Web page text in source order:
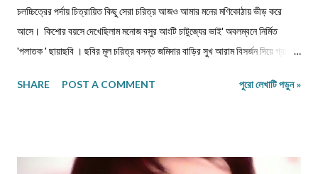
চলচ্চিত্রের পর্দায় চিত্রায়িত কিছু সেরা চরিত্র আজও আমার মনের মণিকোঠায় ভীড় করে
আসে। কিশোর বয়সে দেখেছিলাম মনোজ বসুর আংটি চাটুজ্যের ভাই' অবলম্বনে নির্মিত
'পলাতক ' ছায়াছবি ‌। ছবির মূল চরিত্র বসন্ত জমিদার বাড়ির সুখ আরাম বিসর্জন দিয়ে গ্রামের
নিজেকে একাত্ম করে নিয়ে ভেবেছি, এমনটা যদি আমি পারতাম। ছবিতে বসন্ত জীবন পথের
মুক্তি আলোয় আলোয়, আমার মুক্তি ধূলায় ধূলায় ঘাসে ঘাসে। যৌবনকালে দেখা রমাপদ
SHARE POST A COMMENT পুরো লেখাটি পড়ুন »